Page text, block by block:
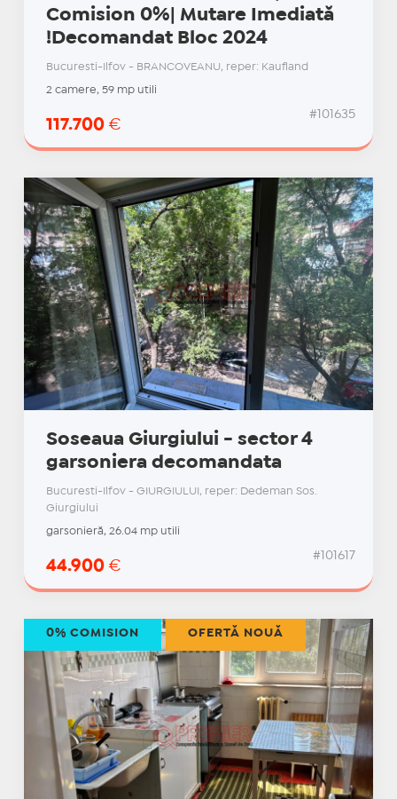
Comision 0%| Mutare Imediată
!Decomandat Bloc 2024
Bucuresti-Ilfov - BRANCOVEANU, reper: Kaufland
2 camere, 59 mp utili
117.700 €
#101635
Soseaua Giurgiului - sector 4
garsoniera decomandata
Bucuresti-Ilfov - GIURGIULUI, reper: Dedeman Sos.
Giurgiului
garsonieră, 26.04 mp utili
44.900 €
#101617
0% COMISION OFERTĂ NOUĂ